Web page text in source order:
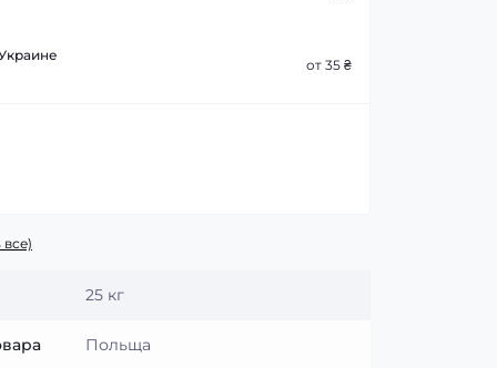
от 35 ₴
25 кг
Польща